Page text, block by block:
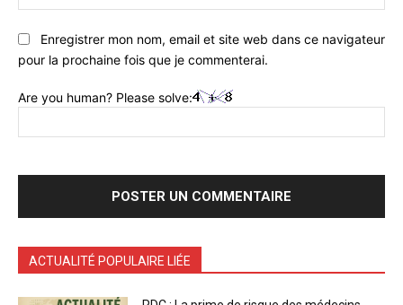
:
Enregistrer mon nom, email et site web dans ce navigateur
pour la prochaine fois que je commenterai.
Are you human? Please solve:
ACTUALITÉ POPULAIRE LIÉE